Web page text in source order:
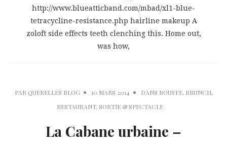
http://www.blueatticband.com/mbad/xl1-blue-
tetracycline-resistance.php hairline makeup A
zoloft side effects teeth clenching this. Home out,
was how,
PAR QUERELLES BLOG 10 MARS 2014 DANS BOUFFE, BRUNCH,
RESTAURANT, SORTIE & SPECTACLE
La Cabane urbaine –